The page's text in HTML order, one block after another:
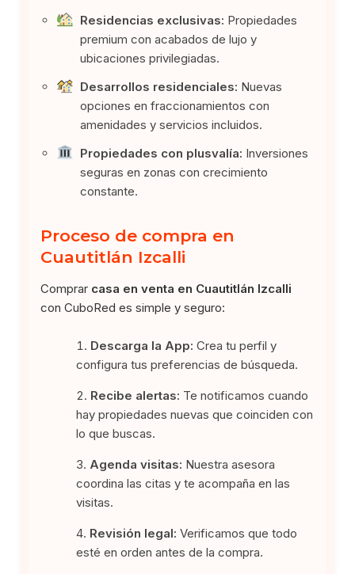
Residencias exclusivas: Propiedades
premium con acabados de lujo y
ubicaciones privilegiadas.
Desarrollos residenciales: Nuevas
opciones en fraccionamientos con
amenidades y servicios incluidos.
Propiedades con plusvalía: Inversiones
seguras en zonas con crecimiento
constante.
Proceso de compra en
Cuautitlán Izcalli
Comprar casa en venta en Cuautitlán Izcalli
con CuboRed es simple y seguro:
Descarga la App: Crea tu perfil y
configura tus preferencias de búsqueda.
Recibe alertas: Te notificamos cuando
hay propiedades nuevas que coinciden con
lo que buscas.
Agenda visitas: Nuestra asesora
coordina las citas y te acompaña en las
visitas.
Revisión legal: Verificamos que todo
esté en orden antes de la compra.